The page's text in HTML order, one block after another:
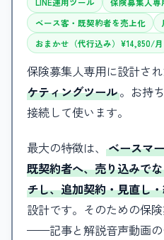
ベース客・既契約者を売上化
おまかせ（代行込み）¥14,850/月
保険募集人専用に設計さ
ケティングツール。お持
接続して使います。
最大の特徴は、ベースマ
既契約者へ、売り込みで
チし、追加契約・見直し
設計です。そのための保
——記事と解説音声動画